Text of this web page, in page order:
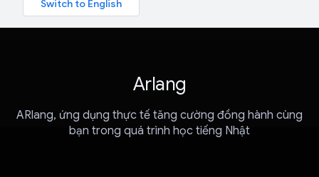
Arlang
ARlang, ứng dụng thực tế tăng cường đồng hành cùng
bạn trong quá trình học tiếng Nhật